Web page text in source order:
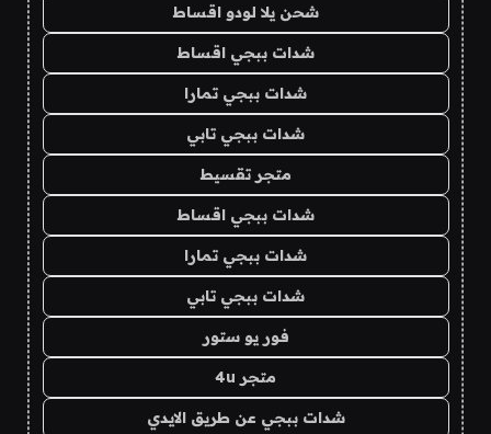
شحن يلا لودو اقساط
شدات ببجي اقساط
شدات ببجي تمارا
شدات ببجي تابي
متجر تقسيط
شدات ببجي اقساط
شدات ببجي تمارا
شدات ببجي تابي
فور يو ستور
متجر 4u
شدات ببجي عن طريق الايدي